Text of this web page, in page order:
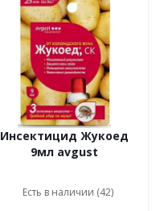
Инсектицид Жукоед
9мл avgust
Есть в наличии (42)